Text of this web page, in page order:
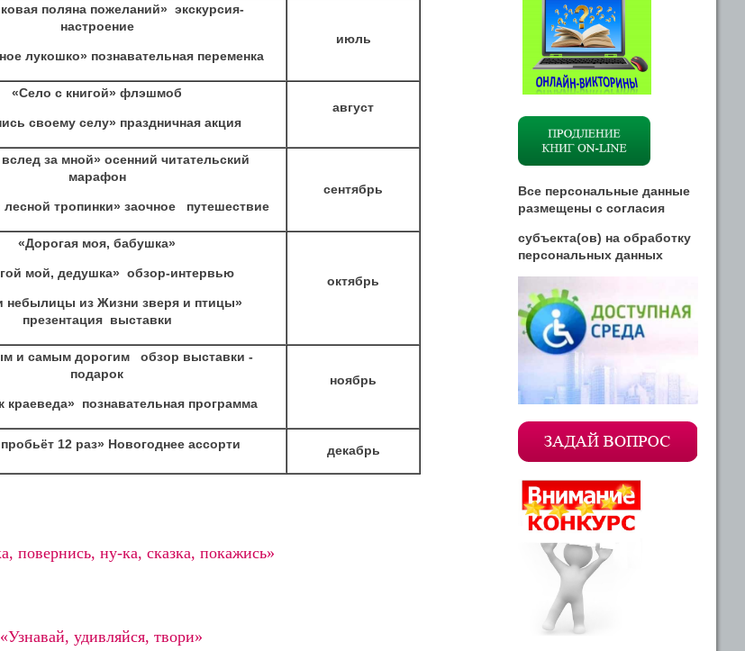
поляна пожеланий» экскурсия-
настроение
лукошко» познавательная переменка
июль
«Село с книгой» флэшмоб
своему селу» праздничная акция
август
за мной» осенний читательский
марафон
тропинки» заочное путешествие
сентябрь
«Дорогая моя, бабушка»
мой, дедушка» обзор-интервью
небылицы из Жизни зверя и птицы»
презентация выставки
октябрь
и самым дорогим обзор выставки -
подарок
краеведа» познавательная программа
ноябрь
12 раз» Новогоднее ассорти декабрь
повернись, ну-ка, сказка, покажись»
удивляйся, твори»
Все персональные данные
размещены с согласия
субъекта(ов) на обработку
персональных данных